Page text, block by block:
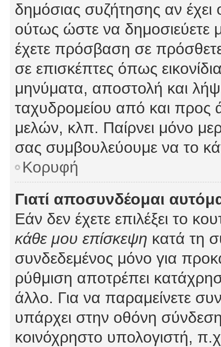
δημόσιας συζήτησης αν έχει
ούτως ώστε να δημοσιεύετε
έχετε πρόσβαση σε
σε επισκέπτες όπως
μηνύματα, αποστολή και
ταχυδρομείου από και προς
μελών, κλπ. Παίρνει μόνο
σας συμβουλεύουμε να το
Κορυφή
Γιατί αποσυνδέομαι
Εάν δεν έχετε επιλέξει το
κάθε μου επίσκεψη κατά τη
συνδεδεμένος μόνο για
ρύθμιση αποτρέπει
άλλο. Για να παραμείνετε
υπάρχει στην οθόνη
κοινόχρηστο υπολογιστή,